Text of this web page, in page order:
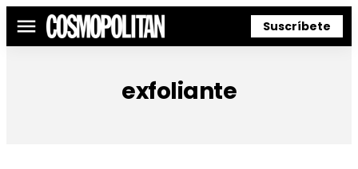
Menú Suscríbete
exfoliante